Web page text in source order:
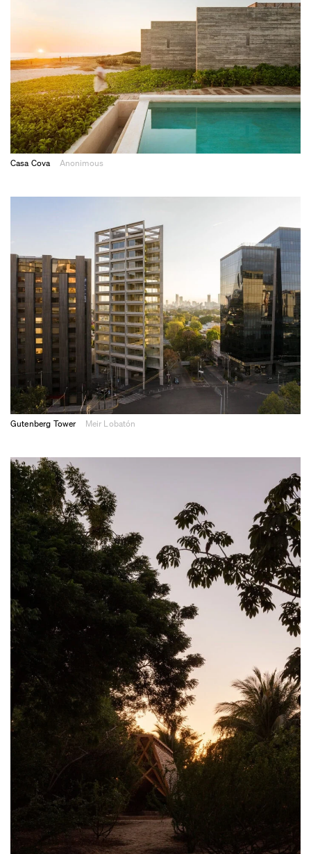
Casa Cova Anonimous
Gutenberg Tower Meir Lobatón